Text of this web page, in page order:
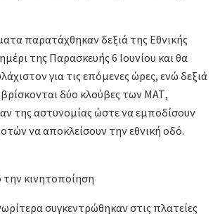
παρατάχθηκαν δεξιά της Εθνικής
της Παρασκευής 6 Ιουνίου και θα
για τις επόμενες ώρες, ενώ δεξιά
βρίσκονται δύο κλούβες των ΜΑΤ,
της αστυνομίας ώστε να εμποδίσουν
να αποκλείσουν την εθνική οδό.
κινητοποίηση
συγκεντρώθηκαν στις πλατείες